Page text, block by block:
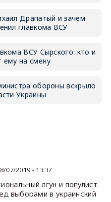
Драпатый и зачем
главкома ВСУ
ВСУ Сырского: кто и
ему на смену
обороны вскрыло
Украины
07/2019 - 13:37
лгун и популист.
выборами в украинский